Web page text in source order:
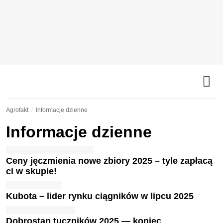
Agrofakt Informacje dzienne
Informacje dzienne
Ceny jęczmienia nowe zbiory 2025 – tyle zapłacą
ci w skupie!
Kubota – lider rynku ciągników w lipcu 2025
Dobrostan tuczników 2025 — koniec